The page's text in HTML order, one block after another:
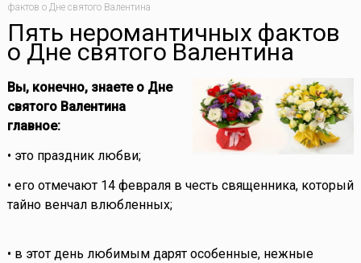
фактов о Дне святого Валентина
Пять неромантичных фактов
о Дне святого Валентина
Вы, конечно, знаете о Дне
святого Валентина
главное:
• это праздник любви;
• его отмечают 14 февраля в честь священника, который
тайно венчал влюбленных;
• в этот день любимым дарят особенные, нежные